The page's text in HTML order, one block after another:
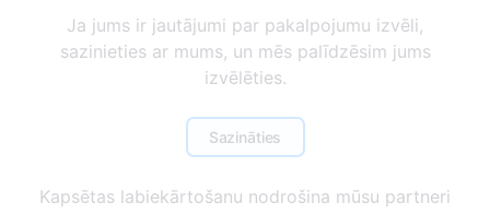
Ja jums ir jautājumi par pakalpojumu izvēli,
sazinieties ar mums, un mēs palīdzēsim jums
izvēlēties.
Sazināties
Kapsētas labiekārtošanu nodrošina mūsu partneri